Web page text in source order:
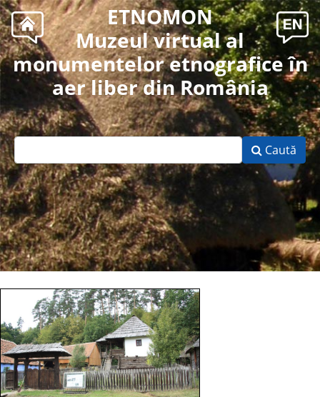
ETNOMON
Muzeul virtual al
monumentelor etnografice în
aer liber din România
Caută